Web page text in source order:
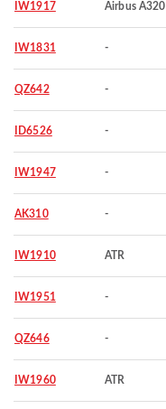
IW1917 Airbus A320
IW1831 -
QZ642 -
ID6526 -
IW1947 -
AK310 -
IW1910 ATR
IW1951 -
QZ646 -
IW1960 ATR